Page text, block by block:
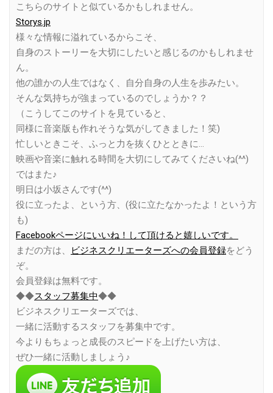
こちらのサイトと似ているかもしれません。
Storys.jp
様々な情報に溢れているからこそ、
自身のストーリーを大切にしたいと感じるのかもしれませ
ん。
他の誰かの人生ではなく、自分自身の人生を歩みたい。
そんな気持ちが強まっているのでしょうか？？
（こうしてこのサイトを見ていると、
同様に音楽版も作れそうな気がしてきました！笑)
忙しいときこそ、ふっと力を抜くひとときに…
映画や音楽に触れる時間を大切にしてみてくださいね(^^)
ではまた♪
明日は小坂さんです(^^)
役に立ったよ、という方、(役に立たなかったよ！という方
も)
Facebookページにいいね！して頂けると嬉しいです。
まだの方は、
ビジネスクリエーターズへの会員登録をどう
ぞ。
会員登録は無料です。
◆◆スタッフ募集中◆◆
ビジネスクリエーターズでは、
一緒に活動するスタッフを募集中です。
今よりもちょっと成長のスピードを上げたい方は、
ぜひ一緒に活動しましょう♪